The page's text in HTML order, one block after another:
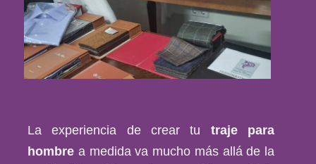
La experiencia de crear tu traje para
hombre a medida va mucho más allá de la